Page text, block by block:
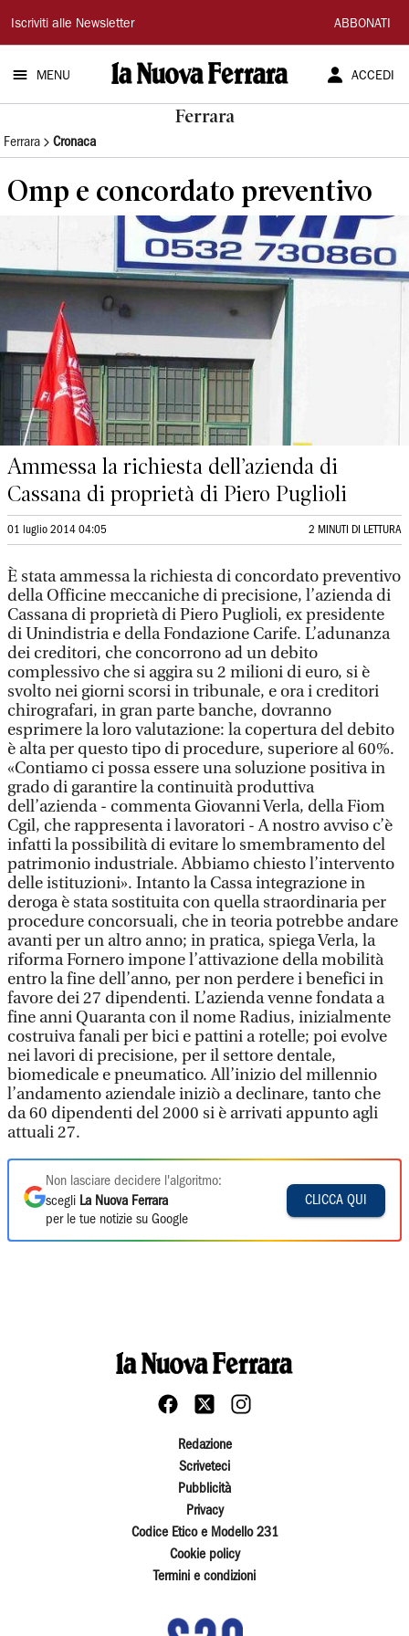
La
Nuova
Ferrara
Iscriviti alle Newsletter ABBONATI
MENU ACCEDI
Ferrara
Ferrara Cronaca
Omp e concordato preventivo
Ammessa la richiesta dell’azienda di
Cassana di proprietà di Piero Puglioli
01 luglio 2014 04:05 2 MINUTI DI LETTURA
È stata ammessa la richiesta di concordato preventivo
della Officine meccaniche di precisione, l’azienda di
Cassana di proprietà di Piero Puglioli, ex presidente
di Unindistria e della Fondazione Carife. L’adunanza
dei creditori, che concorrono ad un debito
complessivo che si aggira su 2 milioni di euro, si è
svolto nei giorni scorsi in tribunale, e ora i creditori
chirografari, in gran parte banche, dovranno
esprimere la loro valutazione: la copertura del debito
è alta per questo tipo di procedure, superiore al 60%.
«Contiamo ci possa essere una soluzione positiva in
grado di garantire la continuità produttiva
dell’azienda - commenta Giovanni Verla, della Fiom
Cgil, che rappresenta i lavoratori - A nostro avviso c’è
infatti la possibilità di evitare lo smembramento del
patrimonio industriale. Abbiamo chiesto l’intervento
delle istituzioni». Intanto la Cassa integrazione in
deroga è stata sostituita con quella straordinaria per
procedure concorsuali, che in teoria potrebbe andare
avanti per un altro anno; in pratica, spiega Verla, la
riforma Fornero impone l’attivazione della mobilità
entro la fine dell’anno, per non perdere i benefici in
favore dei 27 dipendenti. L’azienda venne fondata a
fine anni Quaranta con il nome Radius, inizialmente
costruiva fanali per bici e pattini a rotelle; poi evolve
nei lavori di precisione, per il settore dentale,
biomedicale e pneumatico. All’inizio del millennio
l’andamento aziendale iniziò a declinare, tanto che
da 60 dipendenti del 2000 si è arrivati appunto agli
attuali 27.
Non lasciare decidere l'algoritmo:
scegli La Nuova Ferrara
per le tue notizie su Google
CLICCA QUI
Redazione
Scriveteci
Pubblicità
Privacy
Codice Etico e Modello 231
Cookie policy
Termini e condizioni